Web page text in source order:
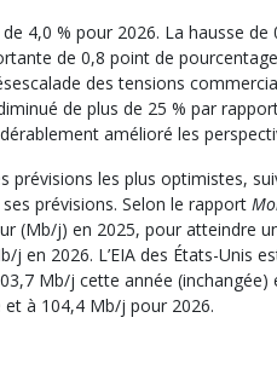
4,0 % pour 2026. La hausse
de 0,8 point de
des tensions
de plus de 25 % par
amélioré les
prévisions les plus optimistes,
prévisions. Selon le rapport
(Mb/j) en 2025, pour atteindre
en 2026. L’EIA des États-Unis
Mb/j cette année
et à 104,4 Mb/j pour 2026.